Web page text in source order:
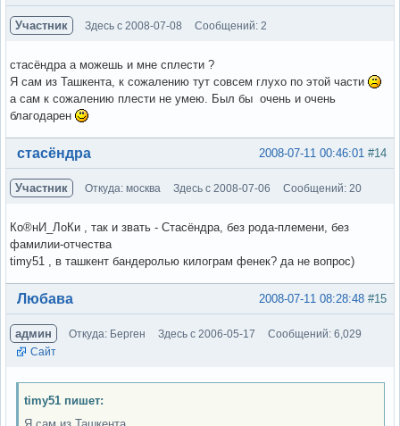
Участник Здесь с 2008-07-08 Сообщений: 2
стасёндра а можешь и мне сплести ?
Я сам из Ташкента, к сожалению тут совсем глухо по этой части
а сам к сожалению плести не умею. Был бы очень и очень
благодарен
Вне форума #14
2008-07-11 00:46:01
стасёндра
Участник Откуда: москва Здесь с 2008-07-06 Сообщений: 20
Ко®нИ_ЛоКи , так и звать - Стасёндра, без рода-племени, без
фамилии-отчества
timy51 , в ташкент бандеролью килограм фенек? да не вопрос)
Вне форума #15
2008-07-11 08:28:48
Любава
админ Откуда: Берген Здесь с 2006-05-17
Сообщений: 6,029
Сайт
timy51 пишет: